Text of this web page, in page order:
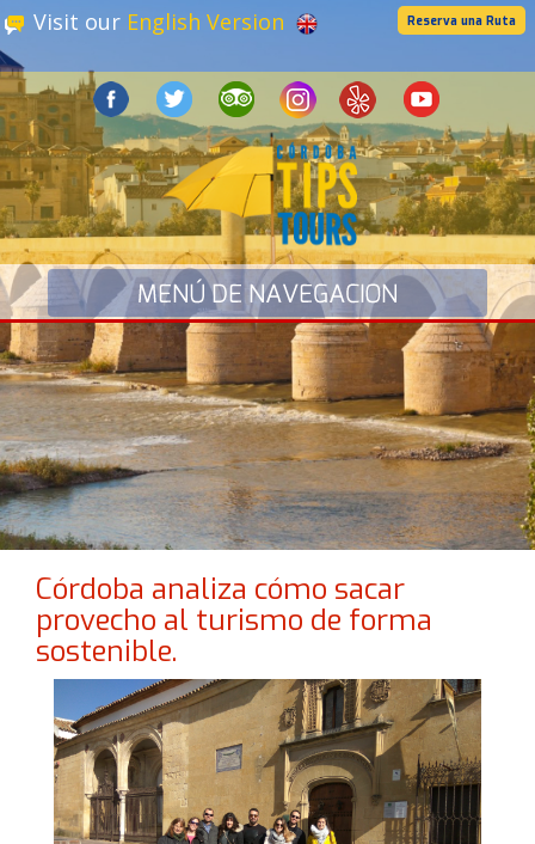
Visit our English Version Reserva una Ruta
Córdoba analiza cómo sacar
provecho al turismo de forma
sostenible.